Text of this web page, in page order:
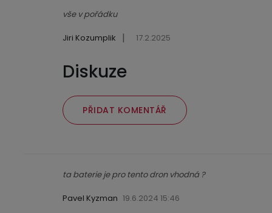
Jiri Kozumplik | 17.2.2025
vše v pořádku
Diskuze
PŘIDAT KOMENTÁŘ
i
s
Pavel Kyzman 19.6.2024 15:46
ta baterie je pro tento dron vhodná ?